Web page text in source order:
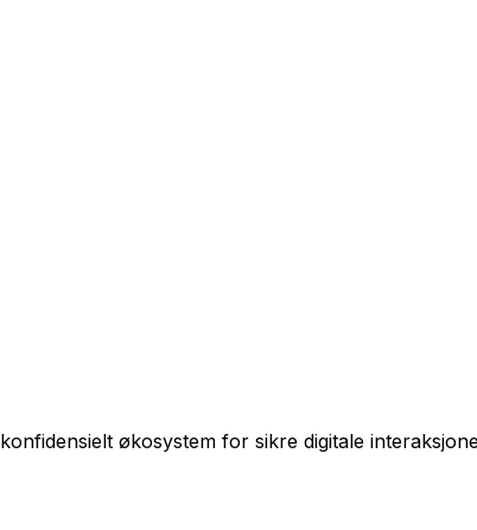
økosystem for sikre digitale